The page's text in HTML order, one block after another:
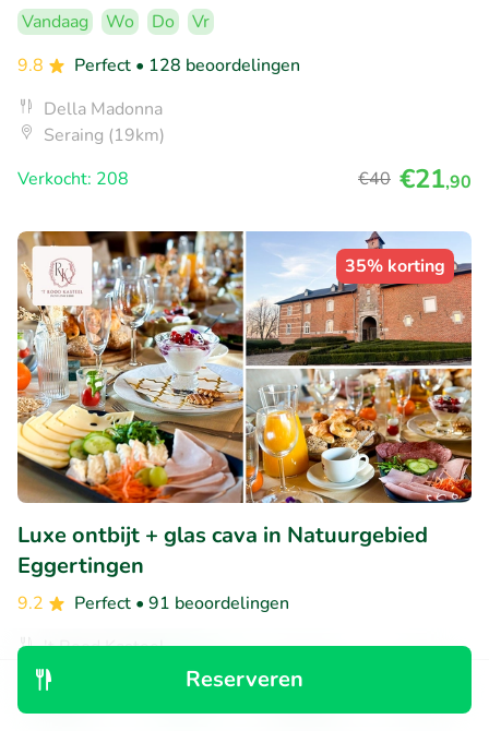
Reserveren
Vandaag Wo Do
Vr
9.8
Perfect • 128 beoordelingen
Della Madonna
Seraing (19km)
Verkocht: 208
€40 €21,90
35% korting
Luxe ontbijt + glas cava in Natuurgebied
Eggertingen
9.2 Perfect • 91 beoordelingen
't Rood Kasteel
Guigoven (Hasselt) (19km)
Verkocht: 670
€33 €21,50